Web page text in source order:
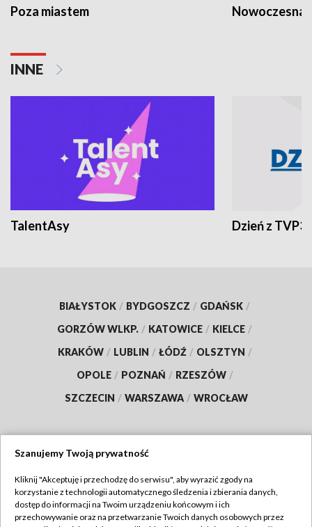
Poza miastem Nowoczesna
INNE
TalentAsy Dzień z TVP3
BIAŁYSTOK / BYDGOSZCZ / GDAŃSK /
GORZÓW WLKP. / KATOWICE / KIELCE /
KRAKÓW / LUBLIN / ŁÓDŹ / OLSZTYN /
OPOLE / POZNAŃ / RZESZÓW /
SZCZECIN / WARSZAWA / WROCŁAW
TVP
Abonament TVP
Regulamin TVP
Szanujemy Twoją prywatność
Kliknij "Akceptuję i przechodzę do serwisu", aby wyrazić zgody na
korzystanie z technologii automatycznego śledzenia i zbierania danych,
dostęp do informacji na Twoim urządzeniu końcowym i ich
przechowywanie oraz na przetwarzanie Twoich danych osobowych przez